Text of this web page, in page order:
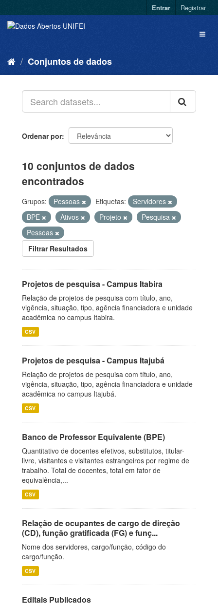
Entrar Registrar
Conjuntos de dados
Ordenar por
10 conjuntos de dados
encontrados
Grupos: Pessoas Etiquetas:
Servidores
BPE
Ativos Projeto
Pesquisa
Pessoas
Filtrar Resultados
Projetos de pesquisa - Campus Itabira
Relação de projetos de pesquisa com título, ano,
vigência, situação, tipo, agência financiadora e unidade
acadêmica no campus Itabira.
CSV
Projetos de pesquisa - Campus Itajubá
Relação de projetos de pesquisa com título, ano,
vigência, situação, tipo, agência financiadora e unidade
acadêmica no campus Itajubá.
CSV
Banco de Professor Equivalente (BPE)
Quantitativo de docentes efetivos, substitutos, titular-
livre, visitantes e visitantes estrangeiros por regime de
trabalho. Total de docentes, total em fator de
equivalência,...
CSV
Relação de ocupantes de cargo de direção
(CD), função gratificada (FG) e funç...
Nome dos servidores, cargo/função, código do
cargo/função.
CSV
Editais Publicados